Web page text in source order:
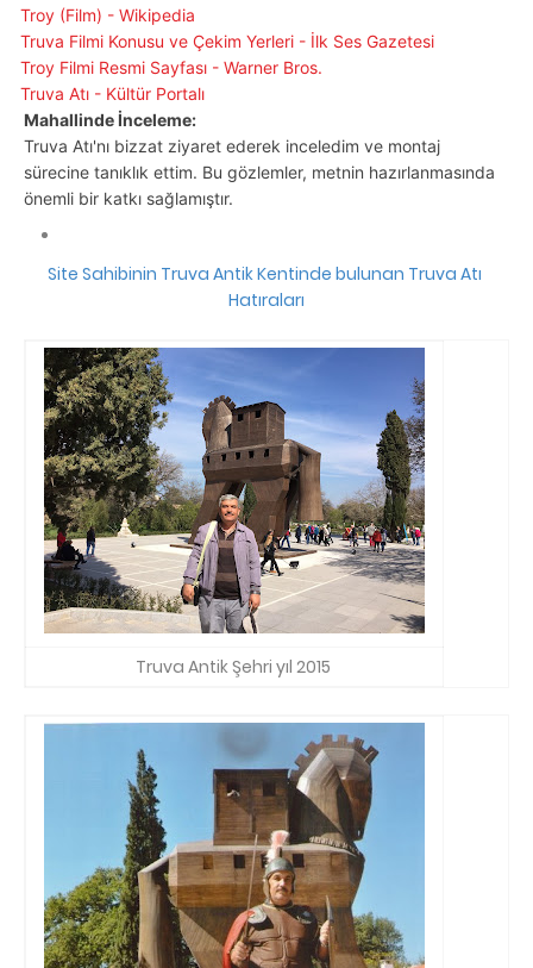
Troy (Film) - Wikipedia
Truva Filmi Konusu ve Çekim Yerleri - İlk Ses Gazetesi
Troy Filmi Resmi Sayfası - Warner Bros.
Truva Atı - Kültür Portalı
Mahallinde İnceleme:
Truva Atı'nı bizzat ziyaret ederek inceledim ve montaj
sürecine tanıklık ettim. Bu gözlemler, metnin hazırlanmasında
önemli bir katkı sağlamıştır.
Site Sahibinin Truva Antik Kentinde bulunan Truva Atı
Hatıraları
Truva Antik Şehri yıl 2015